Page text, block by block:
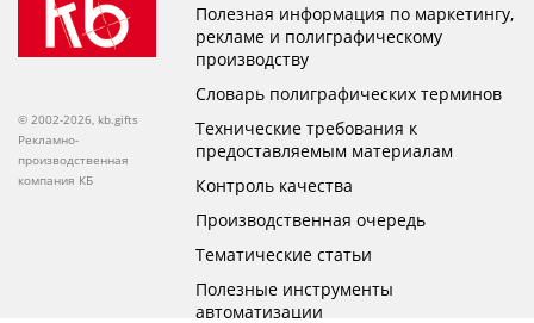
© 2002-2026, kb.gifts
Рекламно-
производственная
компания КБ
Полезная информация по маркетингу,
рекламе и полиграфическому
производству
Словарь полиграфических терминов
Технические требования к
предоставляемым материалам
Контроль качества
Производственная очередь
Тематические статьи
Полезные инструменты
автоматизации